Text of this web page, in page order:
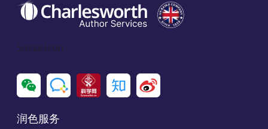
Social Icon
润色服务